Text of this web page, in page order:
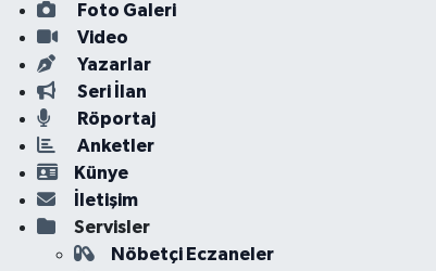
Foto Galeri
Video
Yazarlar
Seri İlan
Röportaj
Anketler
Künye
İletişim
Servisler
Nöbetçi Eczaneler